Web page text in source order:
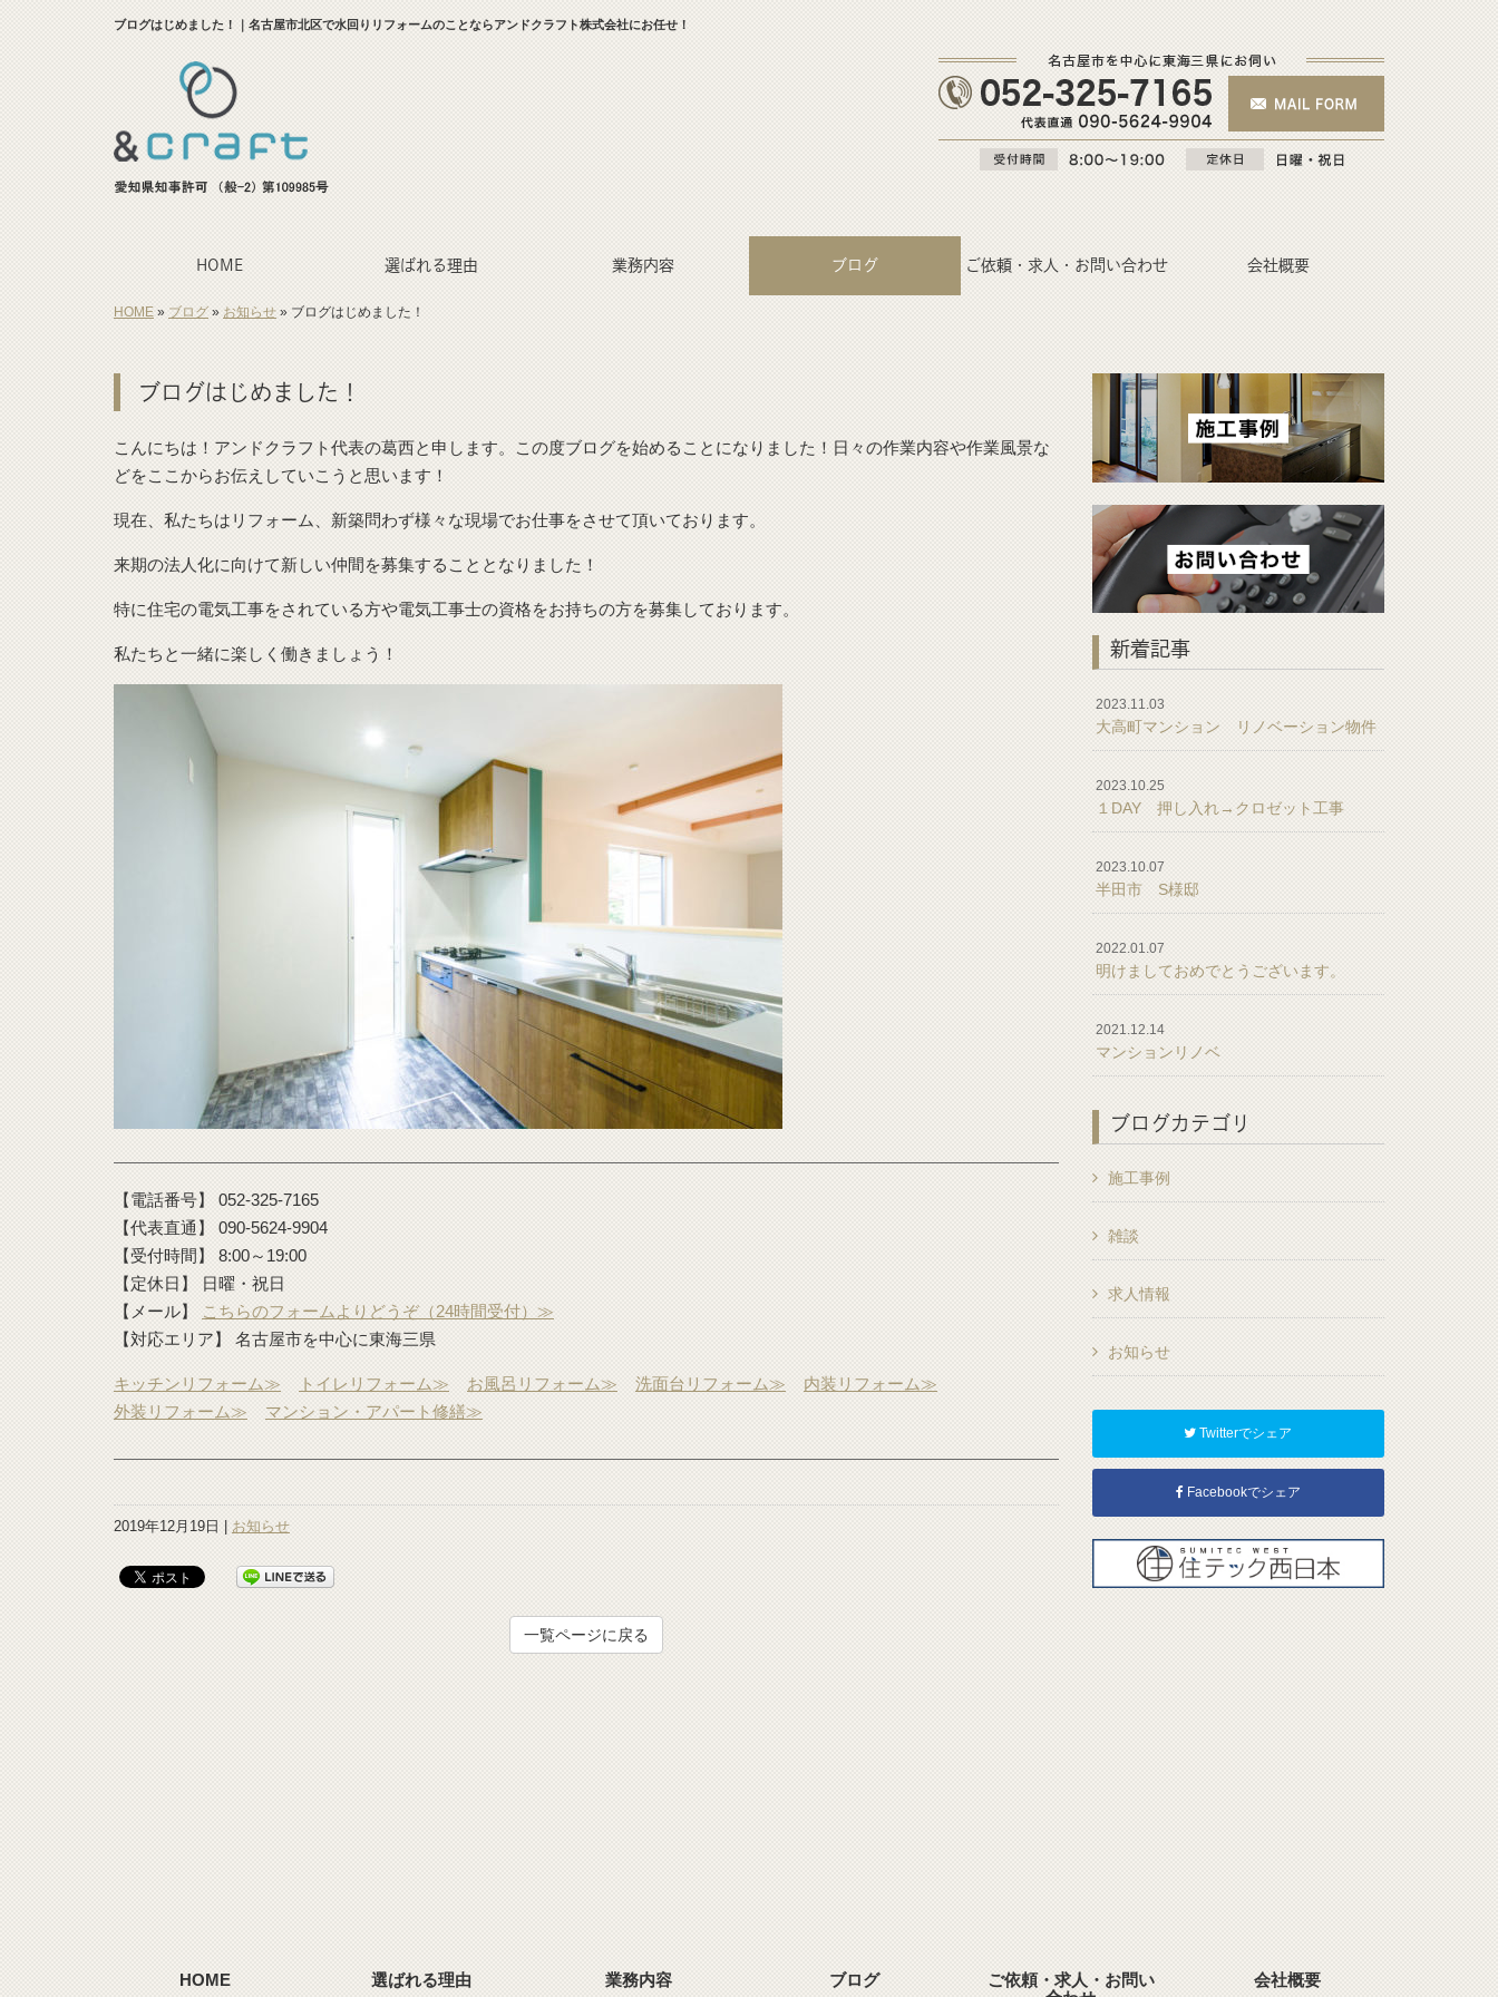
ブログはじめました！｜名古屋市北区で水回りリフォームのことならアンドクラフト株式会社にお任せ！
HOME 選ばれる理由 業務内容 ブログ ご依頼・求人・お問い合わせ 会社概要
HOME » ブログ » お知らせ » ブログはじめました！
ブログはじめました！
こんにちは！アンドクラフト代表の葛西と申します。この度ブログを始めることになりました！日々の作業内容や作業風景な
どをここからお伝えしていこうと思います！
現在、私たちはリフォーム、新築問わず様々な現場でお仕事をさせて頂いております。
来期の法人化に向けて新しい仲間を募集することとなりました！
特に住宅の電気工事をされている方や電気工事士の資格をお持ちの方を募集しております。
私たちと一緒に楽しく働きましょう！
【電話番号】 052-325-7165
【代表直通】 090-5624-9904
【受付時間】 8:00～19:00
【定休日】 日曜・祝日
【メール】
こちらのフォームよりどうぞ（24時間受付）≫
【対応エリア】 名古屋市を中心に東海三県
キッチンリフォーム≫ トイレリフォーム≫ お風呂リフォーム≫ 洗面台リフォーム≫
内装リフォーム≫
外装リフォーム≫
マンション・アパート修繕≫
2019年12月19日 | お知らせ
一覧ページに戻る
新着記事
2023.11.03
大高町マンション リノベーション物件
2023.10.25
１DAY 押し入れ→クロゼット工事
2023.10.07
半田市 S様邸
2022.01.07
明けましておめでとうございます。
2021.12.14
マンションリノベ
ブログカテゴリ
施工事例
雑談
求人情報
お知らせ
Twitterでシェア
Facebookでシェア
HOME 選ばれる理由 業務内容 ブログ
ご依頼・求人・お問い
会社概要